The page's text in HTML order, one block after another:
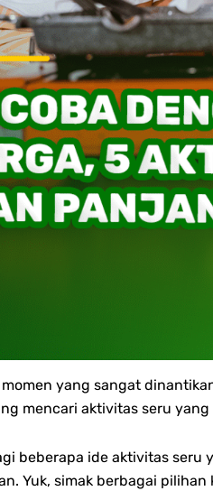
yang sangat
mencari aktivitas seru
beberapa ide aktivitas
Yuk, simak berbagai